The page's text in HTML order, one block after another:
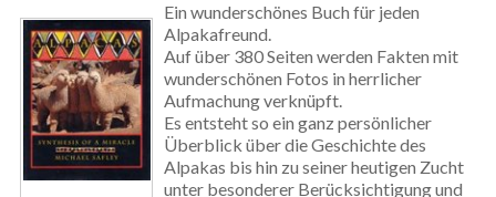
Ein wunderschönes Buch für jeden
Alpakafreund.
Auf über 380 Seiten werden Fakten mit
wunderschönen Fotos in herrlicher
Aufmachung verknüpft.
Es entsteht so ein ganz persönlicher
Überblick über die Geschichte des
Alpakas bis hin zu seiner heutigen Zucht
unter besonderer Berücksichtigung und